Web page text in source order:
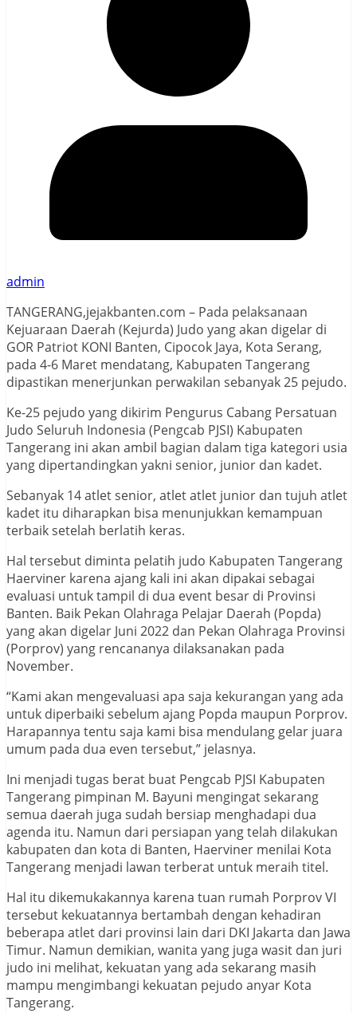
admin
TANGERANG,jejakbanten.com – Pada pelaksanaan
Kejuaraan Daerah (Kejurda) Judo yang akan digelar di
GOR Patriot KONI Banten, Cipocok Jaya, Kota Serang,
pada 4-6 Maret mendatang, Kabupaten Tangerang
dipastikan menerjunkan perwakilan sebanyak 25 pejudo.
Ke-25 pejudo yang dikirim Pengurus Cabang Persatuan
Judo Seluruh Indonesia (Pengcab PJSI) Kabupaten
Tangerang ini akan ambil bagian dalam tiga kategori usia
yang dipertandingkan yakni senior, junior dan kadet.
Sebanyak 14 atlet senior, atlet atlet junior dan tujuh atlet
kadet itu diharapkan bisa menunjukkan kemampuan
terbaik setelah berlatih keras.
Hal tersebut diminta pelatih judo Kabupaten Tangerang
Haerviner karena ajang kali ini akan dipakai sebagai
evaluasi untuk tampil di dua event besar di Provinsi
Banten. Baik Pekan Olahraga Pelajar Daerah (Popda)
yang akan digelar Juni 2022 dan Pekan Olahraga Provinsi
(Porprov) yang rencananya dilaksanakan pada
November.
“Kami akan mengevaluasi apa saja kekurangan yang ada
untuk diperbaiki sebelum ajang Popda maupun Porprov.
Harapannya tentu saja kami bisa mendulang gelar juara
umum pada dua even tersebut,” jelasnya.
Ini menjadi tugas berat buat Pengcab PJSI Kabupaten
Tangerang pimpinan M. Bayuni mengingat sekarang
semua daerah juga sudah bersiap menghadapi dua
agenda itu. Namun dari persiapan yang telah dilakukan
kabupaten dan kota di Banten, Haerviner menilai Kota
Tangerang menjadi lawan terberat untuk meraih titel.
Hal itu dikemukakannya karena tuan rumah Porprov VI
tersebut kekuatannya bertambah dengan kehadiran
beberapa atlet dari provinsi lain dari DKI Jakarta dan Jawa
Timur. Namun demikian, wanita yang juga wasit dan juri
judo ini melihat, kekuatan yang ada sekarang masih
mampu mengimbangi kekuatan pejudo anyar Kota
Tangerang.